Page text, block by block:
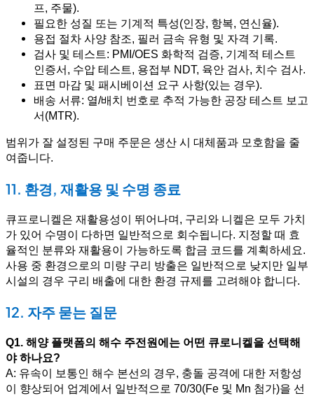
프, 주물).
필요한 성질 또는 기계적 특성(인장, 항복, 연신율).
용접 절차 사양 참조, 필러 금속 유형 및 자격 기록.
검사 및 테스트: PMI/OES 화학적 검증, 기계적 테스트
인증서, 수압 테스트, 용접부 NDT, 육안 검사, 치수 검사.
표면 마감 및 패시베이션 요구 사항(있는 경우).
배송 서류: 열/배치 번호로 추적 가능한 공장 테스트 보고
서(MTR).
범위가 잘 설정된 구매 주문은 생산 시 대체품과 모호함을 줄
여줍니다.
11. 환경, 재활용 및 수명 종료
큐프로니켈은 재활용성이 뛰어나며, 구리와 니켈은 모두 가치
가 있어 수명이 다하면 일반적으로 회수됩니다. 지정할 때 효
율적인 분류와 재활용이 가능하도록 합금 코드를 계획하세요.
사용 중 환경으로의 미량 구리 방출은 일반적으로 낮지만 일부
시설의 경우 구리 배출에 대한 환경 규제를 고려해야 합니다.
12. 자주 묻는 질문
Q1. 해양 플랫폼의 해수 주전원에는 어떤 큐로니켈을 선택해
야 하나요?
A: 유속이 보통인 해수 본선의 경우, 충돌 공격에 대한 저항성
이 향상되어 업계에서 일반적으로 70/30(Fe 및 Mn 첨가)을 선